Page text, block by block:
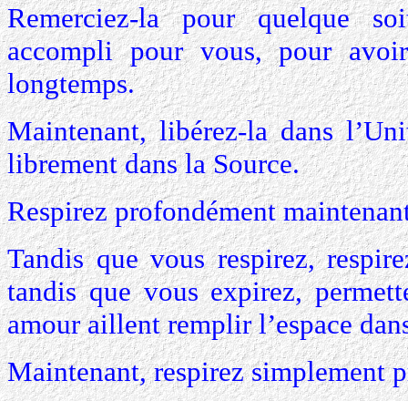
Remerciez-la pour quelque
accompli pour vous, pour
longtemps.
Maintenant, libérez-la dans
librement dans la Source.
Respirez profondément
Tandis que vous respirez,
tandis que vous expirez,
amour aillent remplir l’espace
Maintenant, respirez simplement